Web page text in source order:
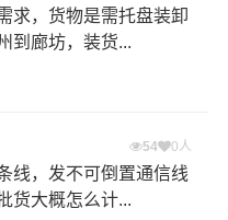
求，货物是需托盘装卸
到廊坊，装货...
54 0人
线，发不可倒置通信线
货大概怎么计...